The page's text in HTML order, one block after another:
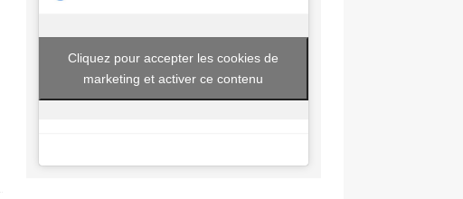
Cliquez pour accepter les cookies de
marketing et activer ce contenu